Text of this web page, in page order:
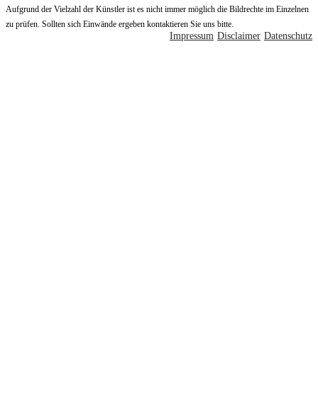
Aufgrund der Vielzahl der Künstler ist es nicht immer möglich die Bildrechte im Einzelnen
zu prüfen. Sollten sich Einwände ergeben kontaktieren Sie uns bitte.
Datenschutz
Disclaimer
Impressum